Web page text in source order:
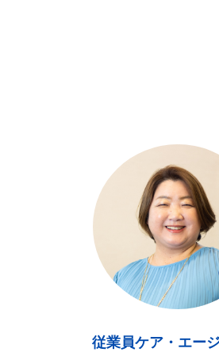
従業員ケア・エー